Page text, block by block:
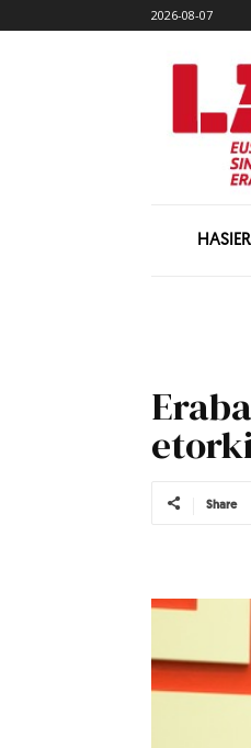
2026-08-07
Share